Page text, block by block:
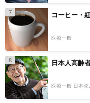
7 コーヒー・
医療一般
8 日本人高齢
医療一般 日本発